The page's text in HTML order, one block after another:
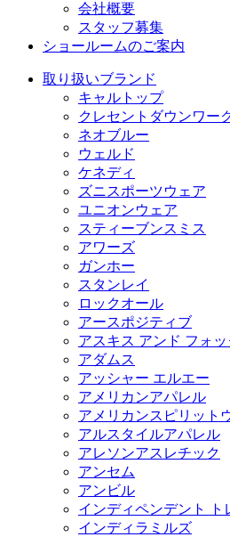
会社概要
スタッフ募集
ショールームのご案内
取り扱いブランド
キャルトップ
クレセントダウンワー
ネオブルー
ウェルド
ケネディ
ズニスポーツウェア
ユニオンウェア
スティーブンスミス
アワーズ
ガンホー
スタンレイ
ロックオール
アースポジティブ
アスキス アンド フォッ
アダムス
アッシャー エルエー
アメリカンアパレル
アメリカンスピリット
アルスタイルアパレル
アレソンアスレチック
アンセム
アンビル
インディペンデント ト
インディラミルズ